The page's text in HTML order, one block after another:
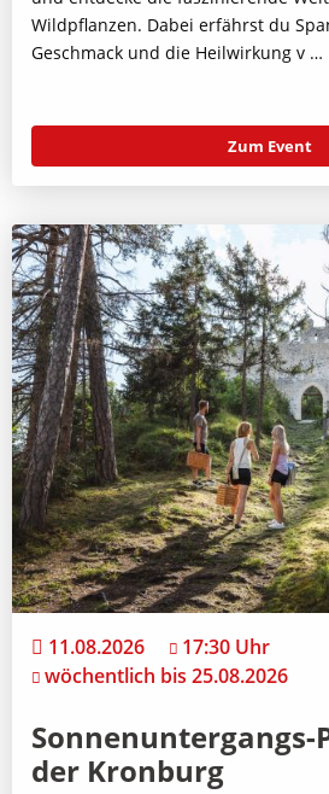
Wildpflanzen. Dabei erfährst du
Geschmack und die Heilwirkung v …
Zum Event
11.08.2026
17:30 Uhr
wöchentlich bis 25.08.2026
Sonnenuntergangs-
der Kronburg